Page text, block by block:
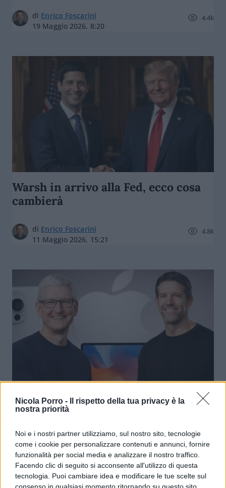
Nicola Porro -
Il rispetto della tua privacy è la
nostra priorità
Noi e i nostri partner utilizziamo, sul nostro sito, tecnologie
come i cookie per personalizzare contenuti e annunci, fornire
funzionalità per social media e analizzare il nostro traffico.
Facendo clic di seguito si acconsente all'utilizzo di questa
tecnologia. Puoi cambiare idea e modificare le tue scelte sul
consenso in qualsiasi momento ritornando su questo sito
di Enrico Foscarini
19 Maggio 2026, 8:20
4.4k
Warsh in arrivo alla Fed, ecco cosa
cambierà
di Enrico Foscarini
11 Maggio 2026, 15:21
4.8k
Apple supera le stime con ricavi
record e utili in forte crescita
diEnrico Foscarini
1 Maggio 2026, 17:30
3.2k